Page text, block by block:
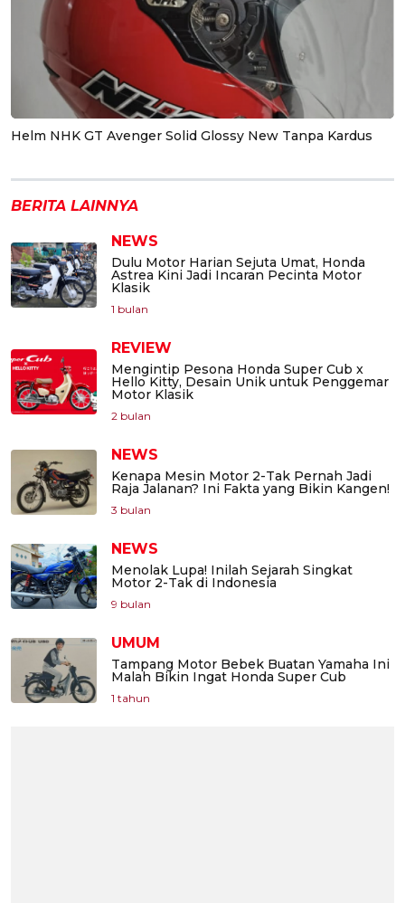
Helm NHK GT Avenger Solid Glossy New Tanpa Kardus
BERITA LAINNYA
NEWS
Dulu Motor Harian Sejuta Umat, Honda
Astrea Kini Jadi Incaran Pecinta Motor
Klasik
1 bulan
REVIEW
Mengintip Pesona Honda Super Cub x
Hello Kitty, Desain Unik untuk Penggemar
Motor Klasik
2 bulan
NEWS
Kenapa Mesin Motor 2-Tak Pernah Jadi
Raja Jalanan? Ini Fakta yang Bikin Kangen!
3 bulan
NEWS
Menolak Lupa! Inilah Sejarah Singkat
Motor 2-Tak di Indonesia
9 bulan
UMUM
Tampang Motor Bebek Buatan Yamaha Ini
Malah Bikin Ingat Honda Super Cub
1 tahun